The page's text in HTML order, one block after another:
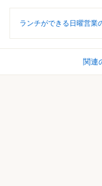
ランチができる日曜営業
関連